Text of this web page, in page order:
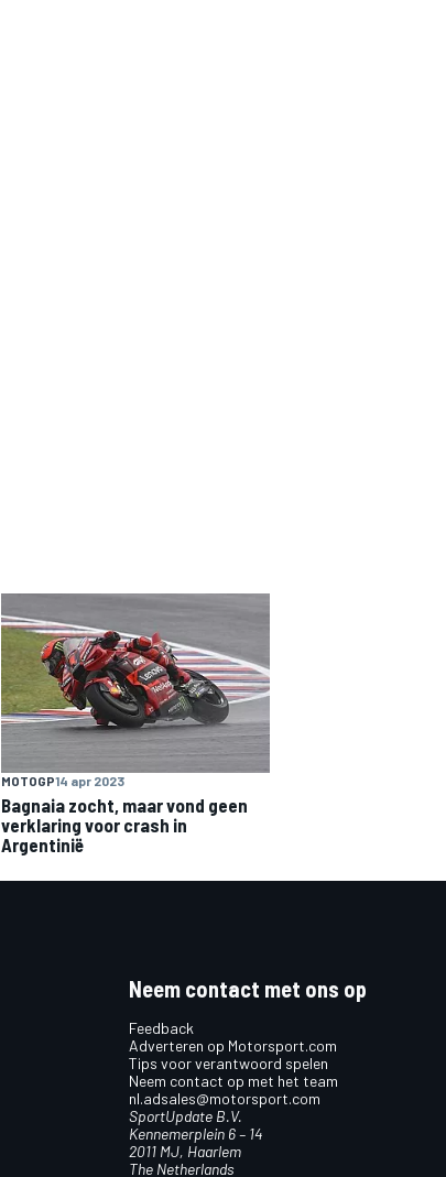
MOTOGP14 apr 2023
Bagnaia zocht, maar vond geen
verklaring voor crash in
Argentinië
Neem contact met ons op
Feedback
Adverteren op Motorsport.com
Tips voor verantwoord spelen
Neem contact op met het team
nl.adsales@motorsport.com
SportUpdate B.V.
Kennemerplein 6 – 14
2011 MJ, Haarlem
The Netherlands